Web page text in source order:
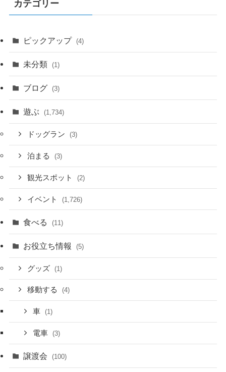
カテゴリー
ピックアップ (4)
未分類 (1)
ブログ (3)
遊ぶ (1,734)
ドッグラン (3)
泊まる (3)
観光スポット (2)
イベント (1,726)
食べる (11)
お役立ち情報 (5)
グッズ (1)
移動する (4)
車 (1)
電車 (3)
譲渡会 (100)